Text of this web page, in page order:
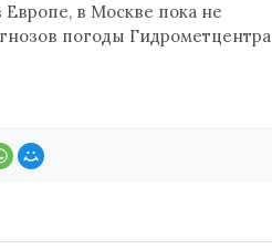
Европе, в Москве пока не
погоды Гидрометцентра